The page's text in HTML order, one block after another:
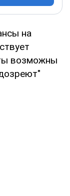
на
возможны